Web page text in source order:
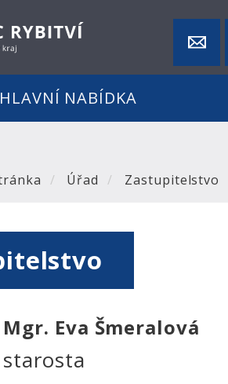
HLAVNÍ NABÍDKA
Úřad Zastupitelstvo
Mgr. Eva Šmeralová
starosta